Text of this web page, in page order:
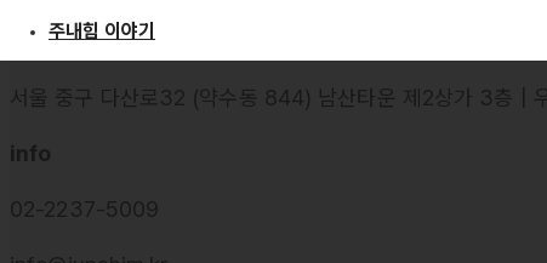
주내힘 이야기
주내힘 이야기
address
서울 중구 다산로32 (약수동 844) 남산타운 제2상가 3층 |
info
02-2237-5009